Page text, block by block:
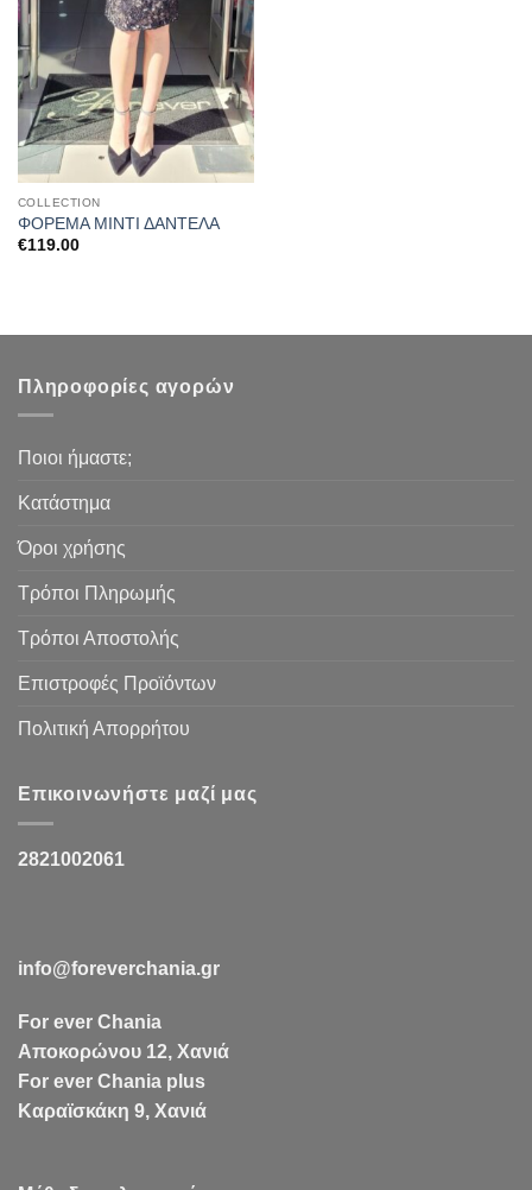
COLLECTION
ΦΟΡΕΜΑ ΜΙΝΤΙ ΔΑΝΤΕΛΑ
€119.00
Πληροφορίες αγορών
Ποιοι ήμαστε;
Κατάστημα
Όροι χρήσης
Τρόποι Πληρωμής
Τρόποι Αποστολής
Επιστροφές Προϊόντων
Πολιτική Απορρήτου
Επικοινωνήστε μαζί μας
2821002061
info@foreverchania.gr
For ever Chania
Αποκορώνου 12, Χανιά
For ever Chania plus
Καραϊσκάκη 9, Χανιά